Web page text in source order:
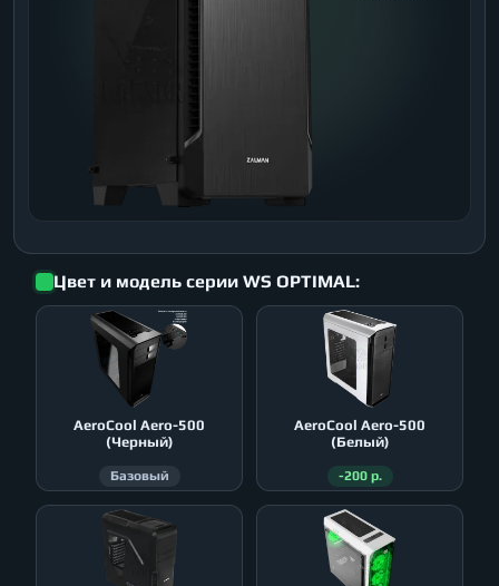
Цвет и модель серии WS OPTIMAL:
AeroСool Aero-500
(Черный)
Базовый
AeroСool Aero-500
(Белый)
-200 р.